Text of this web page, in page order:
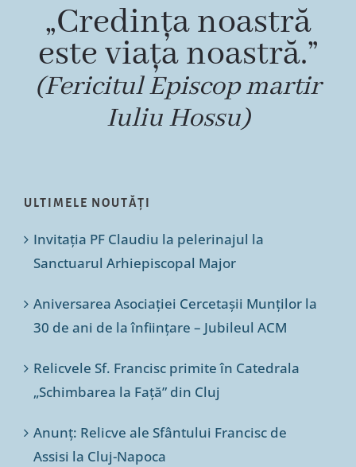
„Credința noastră
este viața noastră.”
(Fericitul Episcop martir
Iuliu Hossu)
ULTIMELE NOUTĂȚI
Invitația PF Claudiu la pelerinajul la
Sanctuarul Arhiepiscopal Major
Aniversarea Asociației Cercetașii Munților la
30 de ani de la înființare – Jubileul ACM
Relicvele Sf. Francisc primite în Catedrala
„Schimbarea la Față” din Cluj
Anunț: Relicve ale Sfântului Francisc de
Assisi la Cluj-Napoca